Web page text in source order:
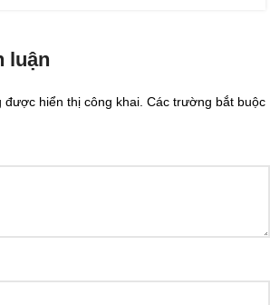
luận
hiển thị công khai. Các trường bắt buộc